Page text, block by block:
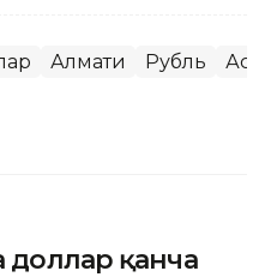
Алмати Рубль
доллар қанча